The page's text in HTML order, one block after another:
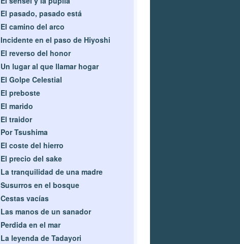
El pasado, pasado está
El camino del arco
Incidente en el paso de Hiyoshi
El reverso del honor
Un lugar al que llamar hogar
El Golpe Celestial
El preboste
El marido
El traidor
Por Tsushima
El coste del hierro
El precio del sake
La tranquilidad de una madre
Susurros en el bosque
Cestas vacías
Las manos de un sanador
Perdida en el mar
La leyenda de Tadayori